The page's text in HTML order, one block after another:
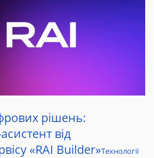
рішень:
від
«RAI Builder»Технології